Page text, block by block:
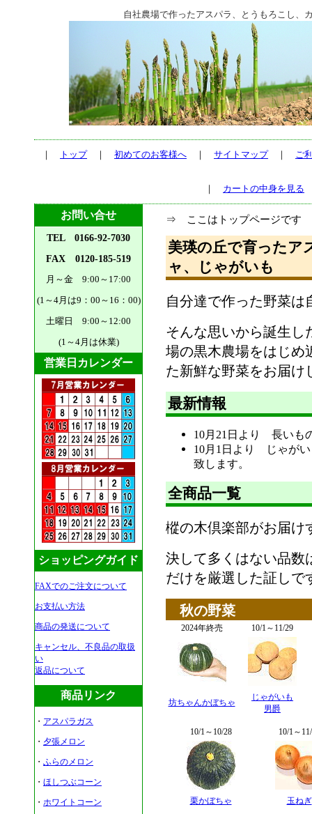
自社農場で作ったアスパラ、とうもろこし、
｜ トップ｜ 初めてのお客様へ ｜ サイトマップ｜ ご
｜ カートの中身を見る
⇒ ここはトップページです
美瑛の丘で育ったア
ャ、じゃがいも
自分達で作った野菜は
そんな思いから誕生し
場の黒木農場をはじめ
た新鮮な野菜をお届け
最新情報
10月21日より 長いも
10月1日より じゃがい
致します。
全商品一覧
樅の木倶楽部がお届け
決して多くはない品数
だけを厳選した証しで
秋の野菜
2024年終売 10/1～11/29
坊ちゃんかぼちゃ
じゃがいも
男爵
10/1～10/28 10/1～
栗かぼちゃ 玉ねぎ
お問い合せ
TEL 0166-92-7030
FAX 0120-185-519
月～金 9:00～17:00
(1～4月は9：00～16：00)
土曜日 9:00～12:00
(1～4月は休業)
営業日カレンダー
ショッピングガイド
FAXでのご注文について
お支払い方法
商品の発送について
キャンセル、不良品の取扱
い
返品について
商品リンク
・ アスパラガス
・ 夕張メロン
・ ふらのメロン
・ ほしつぶコーン
・ ホワイトコーン